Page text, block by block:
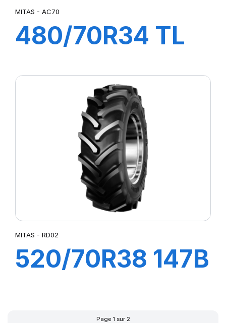
MITAS - AC70
480/70R34 TL
MITAS - RD02
520/70R38 147B
Page 1 sur 2